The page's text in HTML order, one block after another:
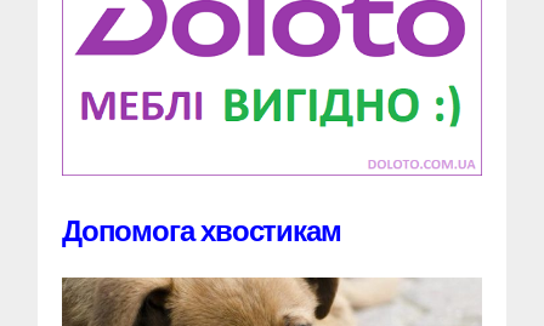
Допомога хвостикам